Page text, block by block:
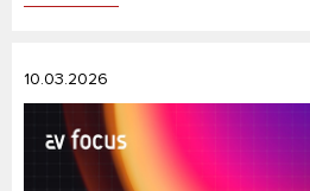
10.03.2026